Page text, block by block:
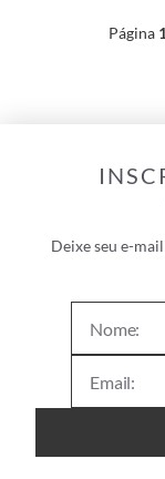
Página
Deixe seu e-